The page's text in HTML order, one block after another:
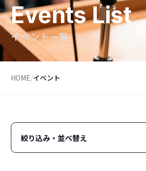
Events List
イベント一覧
HOME/イベント
絞り込み・並べ替え